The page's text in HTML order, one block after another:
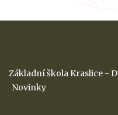
Základní škola Kraslice -
Novinky